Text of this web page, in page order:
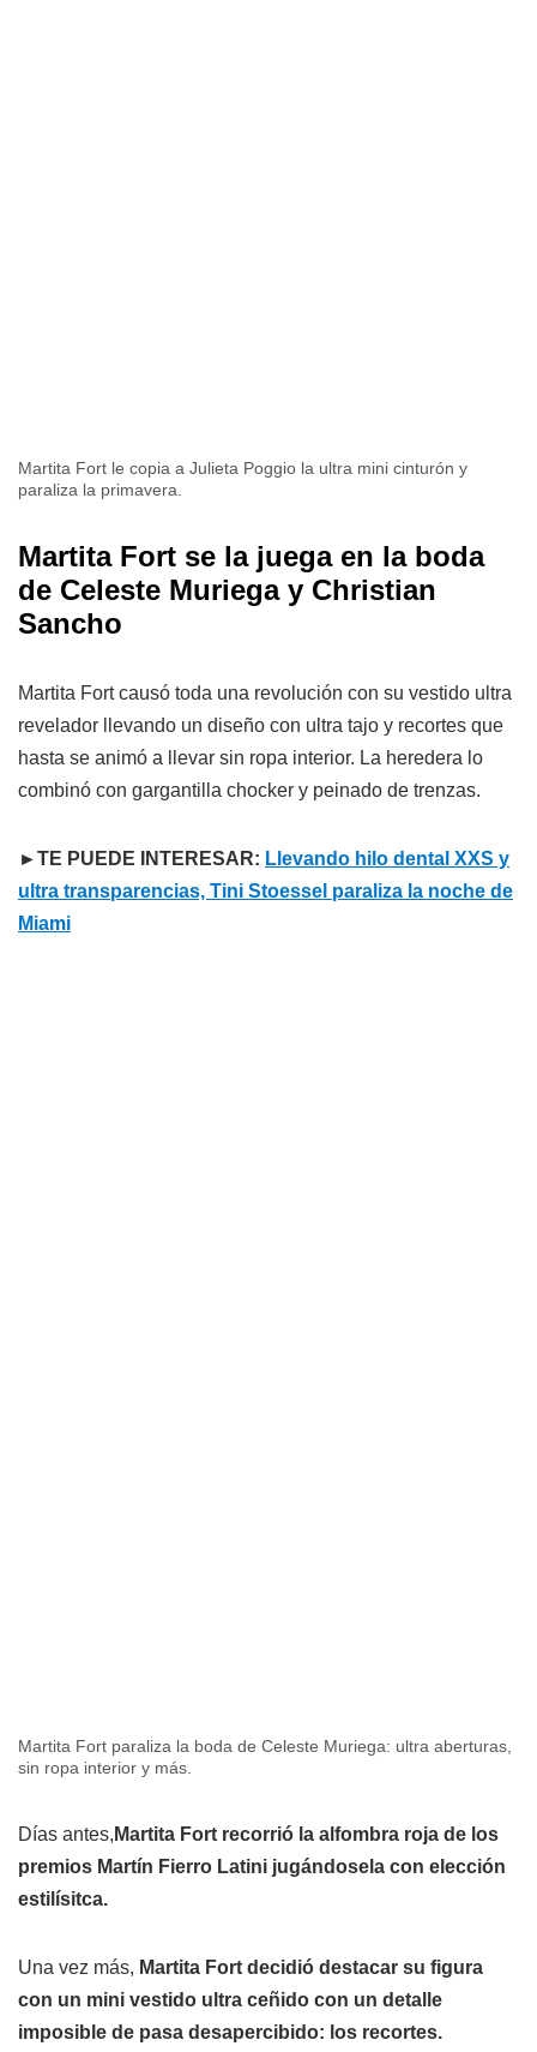
Martita Fort le copia a Julieta Poggio la ultra mini cinturón y
paraliza la primavera.
Martita Fort se la juega en la boda
de Celeste Muriega y Christian
Sancho
Martita Fort causó toda una revolución con su vestido ultra
revelador llevando un diseño con ultra tajo y recortes que
hasta se animó a llevar sin ropa interior. La heredera lo
combinó con gargantilla chocker y peinado de trenzas.
►TE PUEDE INTERESAR: Llevando hilo dental XXS y
ultra transparencias, Tini Stoessel paraliza la noche de
Miami
Martita Fort paraliza la boda de Celeste Muriega: ultra aberturas,
sin ropa interior y más.
Días antes, Martita Fort recorrió la alfombra roja de los
premios Martín Fierro Latini jugándosela con elección
estilísitca.
Una vez más, Martita Fort decidió destacar su figura
con un mini vestido ultra ceñido con un detalle
imposible de pasa desapercibido: los recortes.